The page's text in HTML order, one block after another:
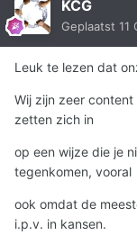
KCG
Geplaatst 11
Leuk te lezen dat
Wij zijn zeer
zetten zich in
op een wijze die je
tegenkomen, vooral
ook omdat de
i.p.v. in kansen.